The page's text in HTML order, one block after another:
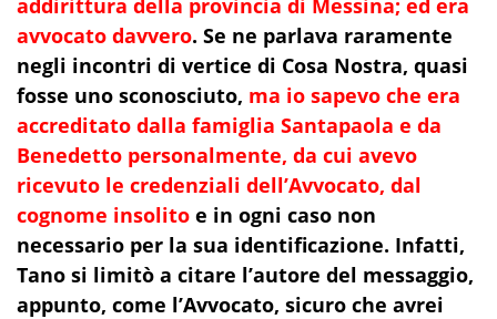
avvocato davvero. Se ne parlava raramente
negli incontri di vertice di Cosa Nostra, quasi
fosse uno sconosciuto, ma io sapevo che era
accreditato dalla famiglia Santapaola e da
Benedetto personalmente, da cui avevo
ricevuto le credenziali dell’Avvocato, dal
cognome insolito e in ogni caso non
necessario per la sua identificazione. Infatti,
Tano si limitò a citare l’autore del messaggio,
appunto, come l’Avvocato, sicuro che avrei